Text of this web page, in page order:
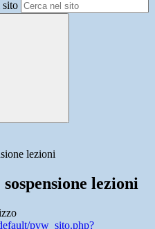
sito
lezioni
lezioni
pvw_sito.php?